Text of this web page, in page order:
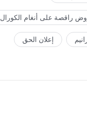
راقصة على أنغام الكورال
إعلان الحق